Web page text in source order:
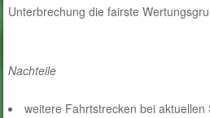
Unterbrechung die fairste
Nachteile
weitere Fahrtstrecken bei aktuellen